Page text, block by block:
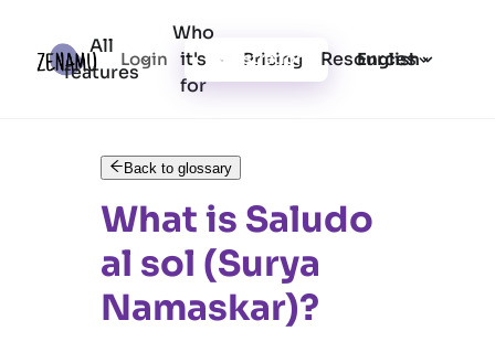
All
features
Who
it's
for
Pricing Resources
Login Registration English
Back to glossary
What is Saludo
al sol (Surya
Namaskar)?